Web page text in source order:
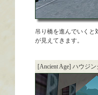
吊り橋を進んでいくと
が見えてきます。
[Ancient Age] ハウジ